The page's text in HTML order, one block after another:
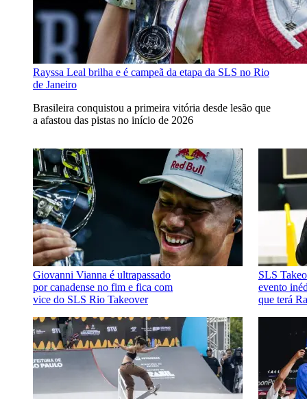
Rayssa Leal brilha e é campeã da etapa da SLS no Rio
de Janeiro
Brasileira conquistou a primeira vitória desde lesão que
a afastou das pistas no início de 2026
Giovanni Vianna é ultrapassado
por canadense no fim e fica com
vice do SLS Rio Takeover
SLS
evento
que terá